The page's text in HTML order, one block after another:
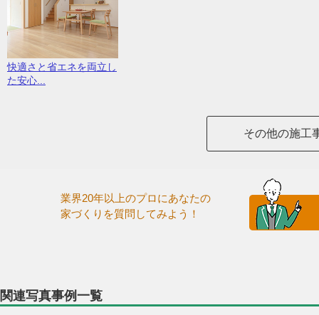
快適さと省エネを両立し
た安心...
その他の施工
業界20年以上のプロにあなたの
家づくりを質問してみよう！
関連写真事例一覧